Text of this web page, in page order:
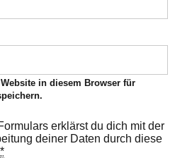
in diesem Browser für
erklärst du dich mit der
deiner Daten durch diese
*